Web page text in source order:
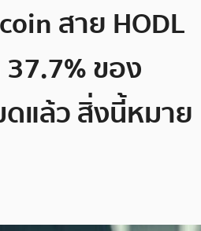
สาย HODL
ของ
แล้ว สิ่งนี้หมาย